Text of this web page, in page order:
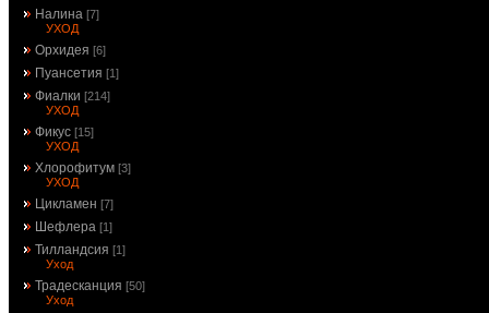
Налина [7]
УХОД
Орхидея [6]
Пуансетия [1]
Фиалки [214]
УХОД
Фикус [15]
УХОД
Хлорофитум [3]
УХОД
Цикламен [7]
Шефлера [1]
Тилландсия [1]
Уход
Традесканция [50]
Уход